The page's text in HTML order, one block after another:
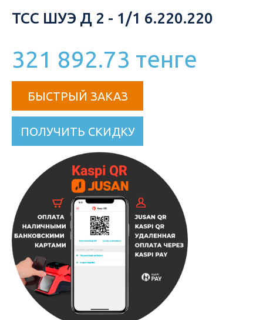
ТСС ШУЭ Д 2 - 1/1 6.220.220
321 892.73 тенге
БЫСТРЫЙ ЗАКАЗ
ПОЛУЧИТЬ СКИДКУ